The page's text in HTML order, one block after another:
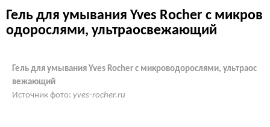
Гель для умывания Yves Rocher с микров
одорослями, ультраосвежающий
Гель для умывания Yves Rocher с микроводорослями, ультраос
вежающий
Источник фото: yves-rocher.ru